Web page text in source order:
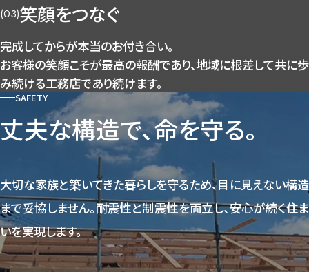
(03)笑顔をつなぐ
完成してからが本当のお付き合い。
お客様の笑顔こそが最高の報酬であり、地域に根差して共に歩
み続ける工務店であり続けます。
SAFETY
丈夫な構造で、命を守る。
大切な家族と築いてきた暮らしを守るため、目に見えない構造
まで妥協しません。耐震性と制震性を両立し、安心が続く住ま
いを実現します。